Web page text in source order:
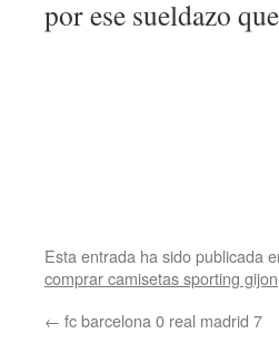
por ese sueldazo
Esta entrada ha sido publicada
comprar camisetas sporting gijon
← fc barcelona 0 real madrid 7